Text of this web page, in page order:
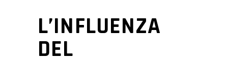
L’INFLUENZA
DEL